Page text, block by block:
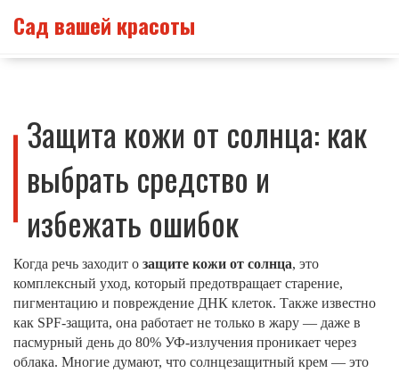
Сад вашей красоты
Защита кожи от солнца: как
выбрать средство и
избежать ошибок
Когда речь заходит о защите кожи от солнца, это
комплексный уход, который предотвращает старение,
пигментацию и повреждение ДНК клеток. Также известно
как SPF-защита, она работает не только в жару — даже в
пасмурный день до 80% УФ-излучения проникает через
облака. Многие думают, что солнцезащитный крем — это